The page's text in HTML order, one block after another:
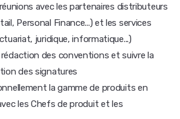
avec les partenaires distributeurs
Personal Finance...) et les services
juridique, informatique...)
des conventions et suivre la
des signatures
la gamme de produits en
les Chefs de produit et les